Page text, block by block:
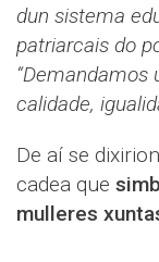
dun sistema
patriarcais do
“Demandamos
calidade,
De aí se
cadea que
mulleres